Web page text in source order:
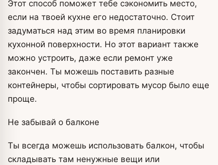
Этот способ поможет тебе сэкономить место,
если на твоей кухне его недостаточно. Стоит
задуматься над этим во время планировки
кухонной поверхности. Но этот вариант также
можно устроить, даже если ремонт уже
закончен. Ты можешь поставить разные
контейнеры, чтобы сортировать мусор было еще
проще.
Не забывай о балконе
Ты всегда можешь использовать балкон, чтобы
складывать там ненужные вещи или